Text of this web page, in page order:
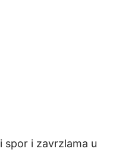
spor i zavrzlama u